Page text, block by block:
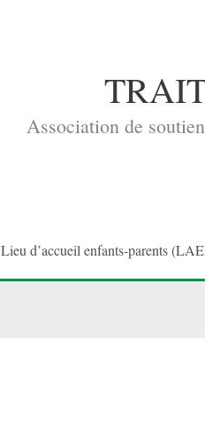
Association de
Lieu d’accueil enfants-parents